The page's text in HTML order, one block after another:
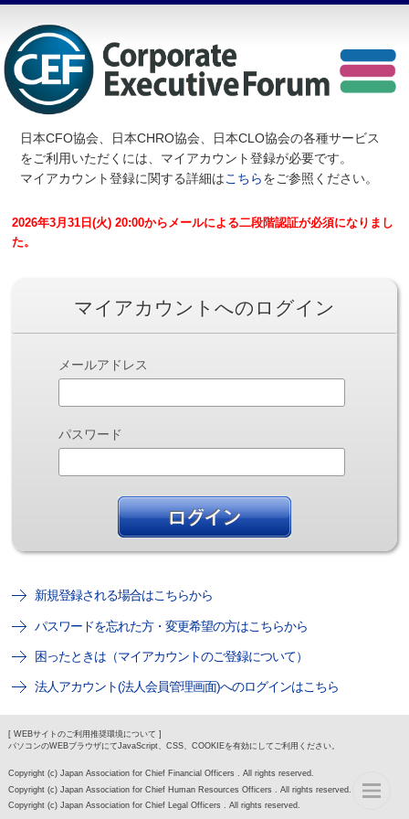
日本CFO協会、日本CHRO協会、日本CLO協会の各種サービス
をご利用いただくには、マイアカウント登録が必要です。
マイアカウント登録に関する詳細はこちらをご参照ください。
2026年3月31日(火) 20:00からメールによる二段階認証が必須になりまし
た。
マイアカウントへのログイン
メールアドレス
パスワード
新規登録される場合はこちらから
パスワードを忘れた方・変更希望の方はこちらから
困ったときは（マイアカウントのご登録について）
法人アカウント(法人会員管理画面)へのログインはこちら
[ WEBサイトのご利用推奨環境について ]
パソコンのWEBブラウザにてJavaScript、CSS、COOKIEを有効にしてご利用ください。
Copyright (c) Japan Association for Chief Financial Officers . All rights reserved.
Copyright (c) Japan Association for Chief Human Resources Officers . All rights reserved.
Copyright (c) Japan Association for Chief Legal Officers . All rights reserved.